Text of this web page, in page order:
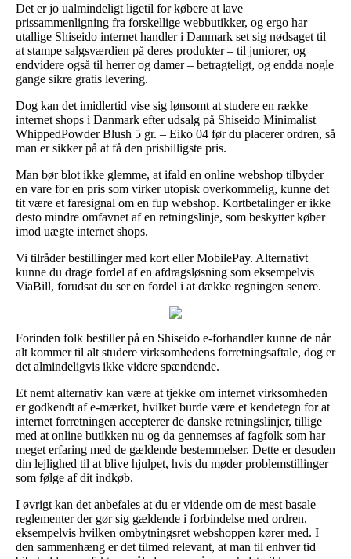
Det er jo ualmindeligt ligetil for købere at lave
prissammenligning fra forskellige webbutikker, og ergo har
utallige Shiseido internet handler i Danmark set sig nødsaget til
at stampe salgsværdien på deres produkter – til juniorer, og
endvidere også til herrer og damer – betragteligt, og endda nogle
gange sikre gratis levering.
Dog kan det imidlertid vise sig lønsomt at studere en række
internet shops i Danmark efter udsalg på Shiseido Minimalist
WhippedPowder Blush 5 gr. – Eiko 04 før du placerer ordren, så
man er sikker på at få den prisbilligste pris.
Man bør blot ikke glemme, at ifald en online webshop tilbyder
en vare for en pris som virker utopisk overkommelig, kunne det
tit være et faresignal om en fup webshop. Kortbetalinger er ikke
desto mindre omfavnet af en retningslinje, som beskytter køber
imod uægte internet shops.
Vi tilråder bestillinger med kort eller MobilePay. Alternativt
kunne du drage fordel af en afdragsløsning som eksempelvis
ViaBill, forudsat du ser en fordel i at dække regningen senere.
Forinden folk bestiller på en Shiseido e-forhandler kunne de når
alt kommer til alt studere virksomhedens forretningsaftale, dog er
det almindeligvis ikke videre spændende.
Et nemt alternativ kan være at tjekke om internet virksomheden
er godkendt af e-mærket, hvilket burde være et kendetegn for at
internet forretningen accepterer de danske retningslinjer, tillige
med at online butikken nu og da gennemses af fagfolk som har
meget erfaring med de gældende bestemmelser. Dette er desuden
din lejlighed til at blive hjulpet, hvis du møder problemstillinger
som følge af dit indkøb.
I øvrigt kan det anbefales at du er vidende om de mest basale
reglementer der gør sig gældende i forbindelse med ordren,
eksempelvis hvilken ombytningsret webshoppen kører med. I
den sammenhæng er det tilmed relevant, at man til enhver tid